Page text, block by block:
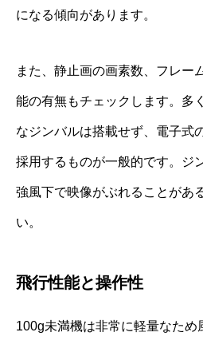
になる傾向があります。
また、静止画の画素数、フレー
能の有無もチェックします。多
なジンバルは搭載せず、電子式
採用するものが一般的です。ジ
強風下で映像がぶれることがあ
い。
飛行性能と操作性
100g未満機は非常に軽量なた